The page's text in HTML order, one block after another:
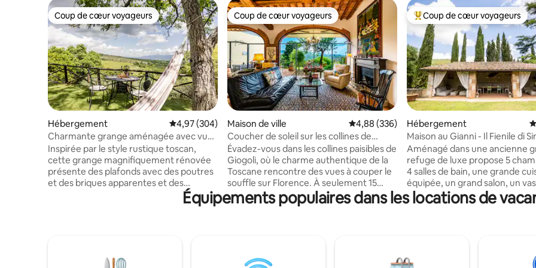
Coup de cœur voyageurs
Coup de cœur voyageurs
Hébergement Évaluation moyenne sur la base de 304 commentaires : 4,97 sur 5
4,97 (304)
Charmante grange aménagée avec vue
sur les collines du Chianti
Inspirée par le style rustique toscan,
cette grange magnifiquement rénovée
présente des plafonds avec des poutres
et des briques apparentes et des
touches réfléchies pour un décor
élégant et confortable. Du hamac
et une tranquillité totales avec une vue
Coup de cœur voyageurs
Coup de cœur voyageurs
Maison de ville Évaluation moyenne sur la base de 336
4,88 (336)
Coucher de soleil sur les collines de
Florence • Giogoli
Évadez-vous dans les collines paisibles de
Giogoli, où le charme authentique de la
Toscane rencontre des vues à couper le
souffle sur Florence. À seulement 15
minutes du centre-ville et de la
campagne du Chianti, cette élégante
paysage environnant. Entouré par la
Coups de cœur voyageurs les
Coup de cœur voyageurs
Hébergement
Maison au Gianni - Il Fienile di
Aménagé dans une ancienne
refuge de luxe propose 5
4 salles de bain, une grande
équipée, un grand salon, un
privatif avec parking, un
avec canapés, un barbecue,
rustique au confort moderne.
pour les familles ou les
Équipements populaires dans les locations de